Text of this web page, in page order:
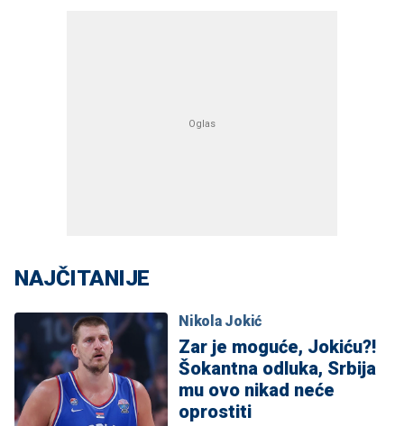
NAJČITANIJE
Nikola Jokić
Zar je moguće, Jokiću?!
Šokantna odluka, Srbija
mu ovo nikad neće
oprostiti